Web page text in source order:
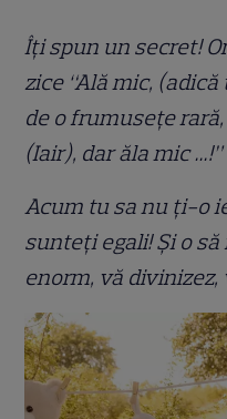
Îți spun un secret!
zice “Ală mic,
de o frumusețe
(Iair), dar ăla mic …!”
Acum tu sa nu ți-o
sunteți egali! Și o
enorm, vă divinizez,